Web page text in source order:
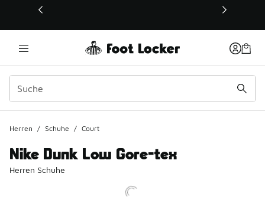
Dieser Link öffnet sich in einem neuen Fenster
Herren / Schuhe / Court
Nike Dunk Low Gore-tex
Herren Schuhe